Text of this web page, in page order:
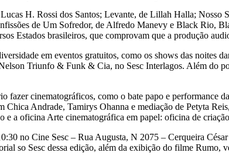
H. Rossi dos Santos; Levante, de Lillah Halla;
de Um Sofredor, de Alfredo Manevy e Black Rio,
Estados brasileiros, que comprovam que a produção
em eventos gratuitos, como os shows das
Triunfo & Funk & Cia, no Sesc Interlagos. Além do
fazer cinematográficos, como o bate papo e
Andrade, Tamirys Ohanna e mediação de Petyta
a oficina Arte cinematográfica em papel: oficina de
no Cine Sesc – Rua Augusta, N 2075 – Cerqueira
so Sesc dessa edição, além da exibição do filme